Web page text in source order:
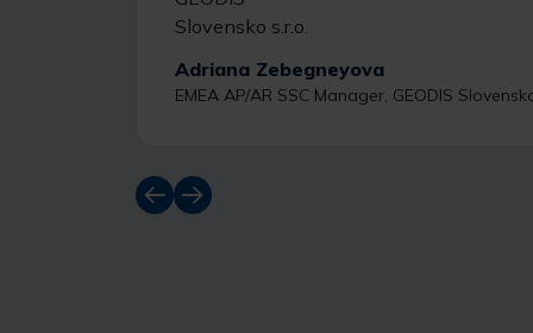
Adriana Zebegneyova
EMEA AP/AR SSC Manager, GEODIS